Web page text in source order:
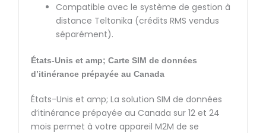
Compatible avec le système de gestion à
distance Teltonika (crédits RMS vendus
séparément).
États-Unis et amp; Carte SIM de données
d’itinérance prépayée au Canada
États-Unis et amp; La solution SIM de données
d’itinérance prépayée au Canada sur 12 et 24
mois permet à votre appareil M2M de se